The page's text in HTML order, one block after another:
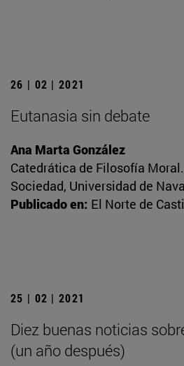
26 | 02 | 2021
Eutanasia sin debate
Ana Marta González
Catedrática de Filosofía
Sociedad, Universidad de
Publicado en: El Norte de
25 | 02 | 2021
Diez buenas noticias
(un año después)